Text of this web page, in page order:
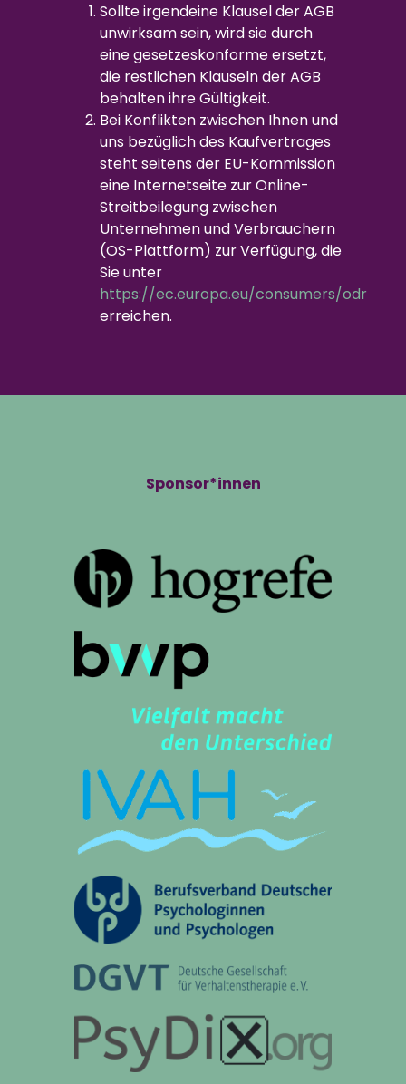
Sollte irgendeine Klausel der AGB
unwirksam sein, wird sie durch
eine gesetzeskonforme ersetzt,
die restlichen Klauseln der AGB
behalten ihre Gültigkeit.
Bei Konflikten zwischen Ihnen und
uns bezüglich des Kaufvertrages
steht seitens der EU-Kommission
eine Internetseite zur Online-
Streitbeilegung zwischen
Unternehmen und Verbrauchern
(OS-Plattform) zur Verfügung, die
Sie unter
https://ec.europa.eu/consumers/odr
erreichen.
Sponsor*innen